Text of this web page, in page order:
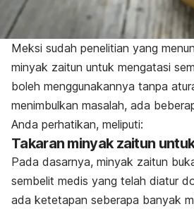
Meksi sudah penelitian yang
minyak zaitun untuk mengatasi
boleh menggunakannya tanpa
menimbulkan masalah, ada
Anda perhatikan, meliputi:
Takaran minyak zaitun
Pada dasarnya, minyak zaitun
sembelit medis yang telah diatur
ada ketetapan seberapa banyak